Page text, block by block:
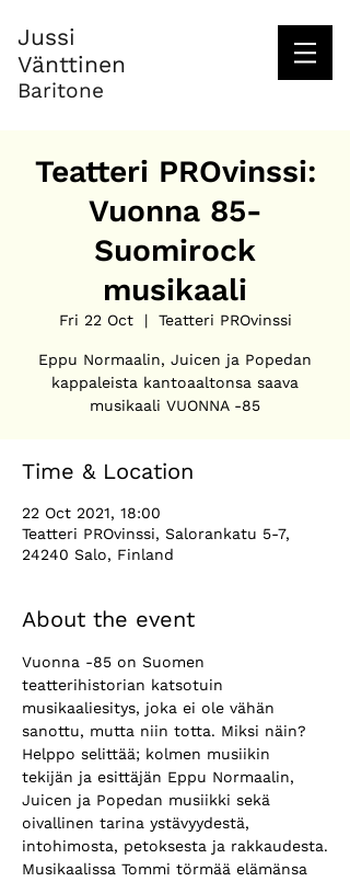
Jussi
Vänttinen
Baritone
Teatteri PROvinssi:
Vuonna 85-
Suomirock
musikaali
Fri 22 Oct
  |
Teatteri PROvinssi
Eppu Normaalin, Juicen ja Popedan
kappaleista kantoaaltonsa saava
musikaali VUONNA -85
Time & Location
22 Oct 2021, 18:00
Teatteri PROvinssi, Salorankatu 5-7,
24240 Salo, Finland
About the event
Vuonna -85 on Suomen
teatterihistorian katsotuin
musikaaliesitys, joka ei ole vähän
sanottu, mutta niin totta. Miksi näin?
Helppo selittää; kolmen musiikin
tekijän ja esittäjän Eppu Normaalin,
Juicen ja Popedan musiikki sekä
oivallinen tarina ystävyydestä,
intohimosta, petoksesta ja rakkaudesta.
Musikaalissa Tommi törmää elämänsa